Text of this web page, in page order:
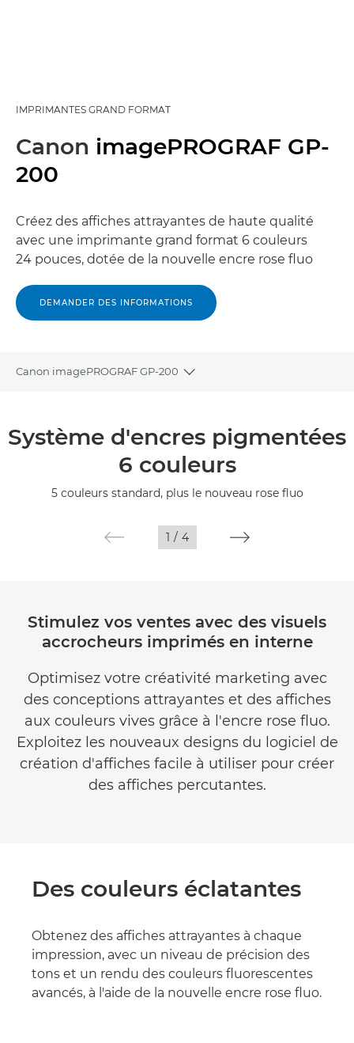
IMPRIMANTES GRAND FORMAT
Canon imagePROGRAF GP-
200
Créez des affiches attrayantes de haute qualité
avec une imprimante grand format 6 couleurs
24 pouces, dotée de la nouvelle encre rose fluo
DEMANDER DES INFORMATIONS
Canon imagePROGRAF GP-200
Toggle breadcrumbs
Caractéristiques
Galerie
Système d'encres pigmentées
6 couleurs
5 couleurs standard, plus le nouveau rose fluo
1 / 4
Stimulez vos ventes avec des visuels
accrocheurs imprimés en interne
Optimisez votre créativité marketing avec
des conceptions attrayantes et des affiches
aux couleurs vives grâce à l'encre rose fluo.
Exploitez les nouveaux designs du logiciel de
création d'affiches facile à utiliser pour créer
des affiches percutantes.
Des couleurs éclatantes
Obtenez des affiches attrayantes à chaque
impression, avec un niveau de précision des
tons et un rendu des couleurs fluorescentes
avancés, à l'aide de la nouvelle encre rose fluo.